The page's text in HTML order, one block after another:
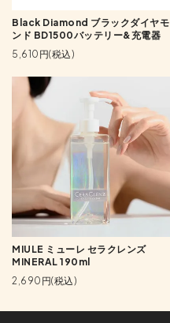
Black Diamond ブラックダイヤモ
ンド BD1500バッテリー&充電器
5,610円(税込)
MIULE ミューレ セラクレンズ
MINERAL 190ml
2,690円(税込)